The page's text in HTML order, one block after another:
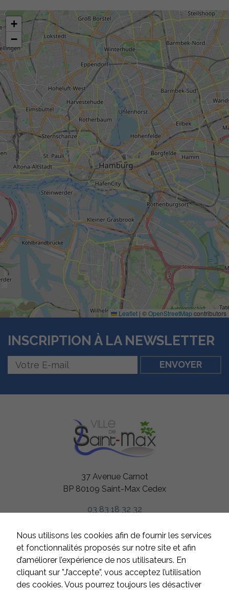
+
−
Leaflet | ©OpenStreetMapcontributors
INSCRIPTION À LA NEWSLETTER
37 Avenue Carnot
BP 80109 Saint-Max Cedex
03 83 18 32 32
HORAIRES
Du lundi au jeudi
de 8h à 12h et de 13h à 17h
Le vendredi
de 8h à 12h et de 13h à 16h
Nous utilisons les cookies afin de fournir les services
et fonctionnalités proposés sur notre site et afin
d’améliorer l’expérience de nos utilisateurs. En
cliquant sur ”J’accepte”, vous acceptez l’utilisation
des cookies. Vous pourrez toujours les désactiver
Nécessaires
Ces cookies
sont utiles au
fonctionnement
internet.
Statistiques
évolutions et
d'établir des
statistiques,
nous utilisons
des cookies.
Nous utilisons